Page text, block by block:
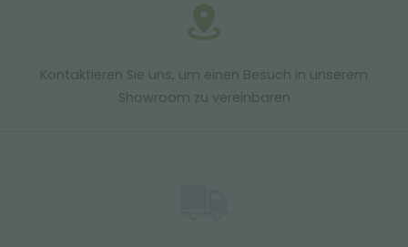
Kontaktieren Sie uns, um einen Besuch in unserem
Showroom zu vereinbaren